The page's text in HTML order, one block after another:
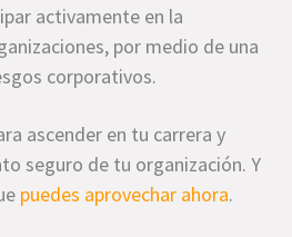
activamente en la
por medio de una
corporativos.
ascender en tu carrera y
seguro de tu organización. Y
puedes aprovechar ahora.